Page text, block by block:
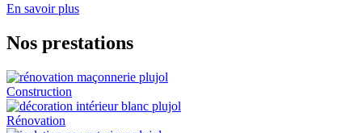
En savoir plus
Nos prestations
Construction
Rénovation